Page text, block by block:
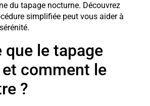
du tapage nocturne. Découvrez
simplifiée peut vous aider à
que le tapage
comment le
?